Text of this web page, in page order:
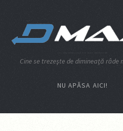
Cine se trezeşte de dimineaţă râde
NU APĂSA AICI!